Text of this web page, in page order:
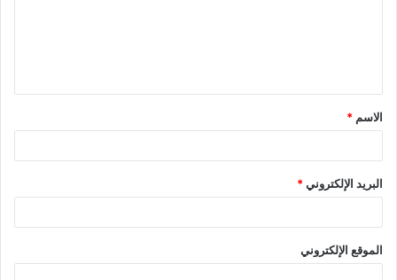
الاسم *
البريد الإلكتروني*
الموقع الإلكتروني